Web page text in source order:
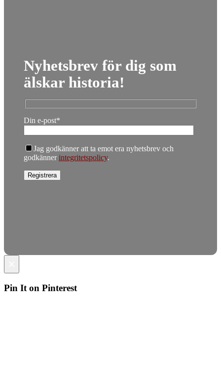
Nyhetsbrev för dig som
älskar historia!
Din e-post*
Jag godkänner att ta emot era nyhetsbrev och
godkänner integritetspolicy.
Pin It on Pinterest